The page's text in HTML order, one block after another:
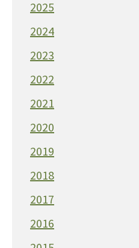
2025
2024
2023
2022
2021
2020
2019
2018
2017
2016